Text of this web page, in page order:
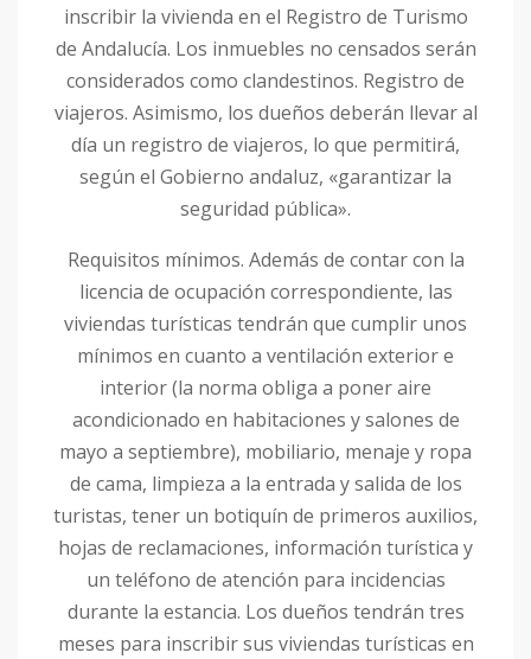
inscribir la vivienda en el Registro de Turismo
de Andalucía. Los inmuebles no censados serán
considerados como clandestinos. Registro de
viajeros. Asimismo, los dueños deberán llevar al
día un registro de viajeros, lo que permitirá,
según el Gobierno andaluz, «garantizar la
seguridad pública».
Requisitos mínimos. Además de contar con la
licencia de ocupación correspondiente, las
viviendas turísticas tendrán que cumplir unos
mínimos en cuanto a ventilación exterior e
interior (la norma obliga a poner aire
acondicionado en habitaciones y salones de
mayo a septiembre), mobiliario, menaje y ropa
de cama, limpieza a la entrada y salida de los
turistas, tener un botiquín de primeros auxilios,
hojas de reclamaciones, información turística y
un teléfono de atención para incidencias
durante la estancia. Los dueños tendrán tres
meses para inscribir sus viviendas turísticas en